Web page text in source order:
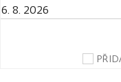
6. 8. 2026